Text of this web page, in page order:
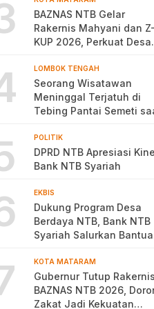
BAZNAS NTB Gelar
Rakernis Mahyani dan Z-
KUP 2026, Perkuat Desa
LOMBOK TENGAH
Seorang Wisatawan
Meninggal Terjatuh di
Tebing Pantai Semeti
POLITIK
DPRD NTB Apresiasi
Bank NTB Syariah
EKBIS
Dukung Program Desa
Berdaya NTB, Bank NTB
Syariah Salurkan
KOTA MATARAM
Gubernur Tutup Rakernis
BAZNAS NTB 2026,
Zakat Jadi Kekuatan